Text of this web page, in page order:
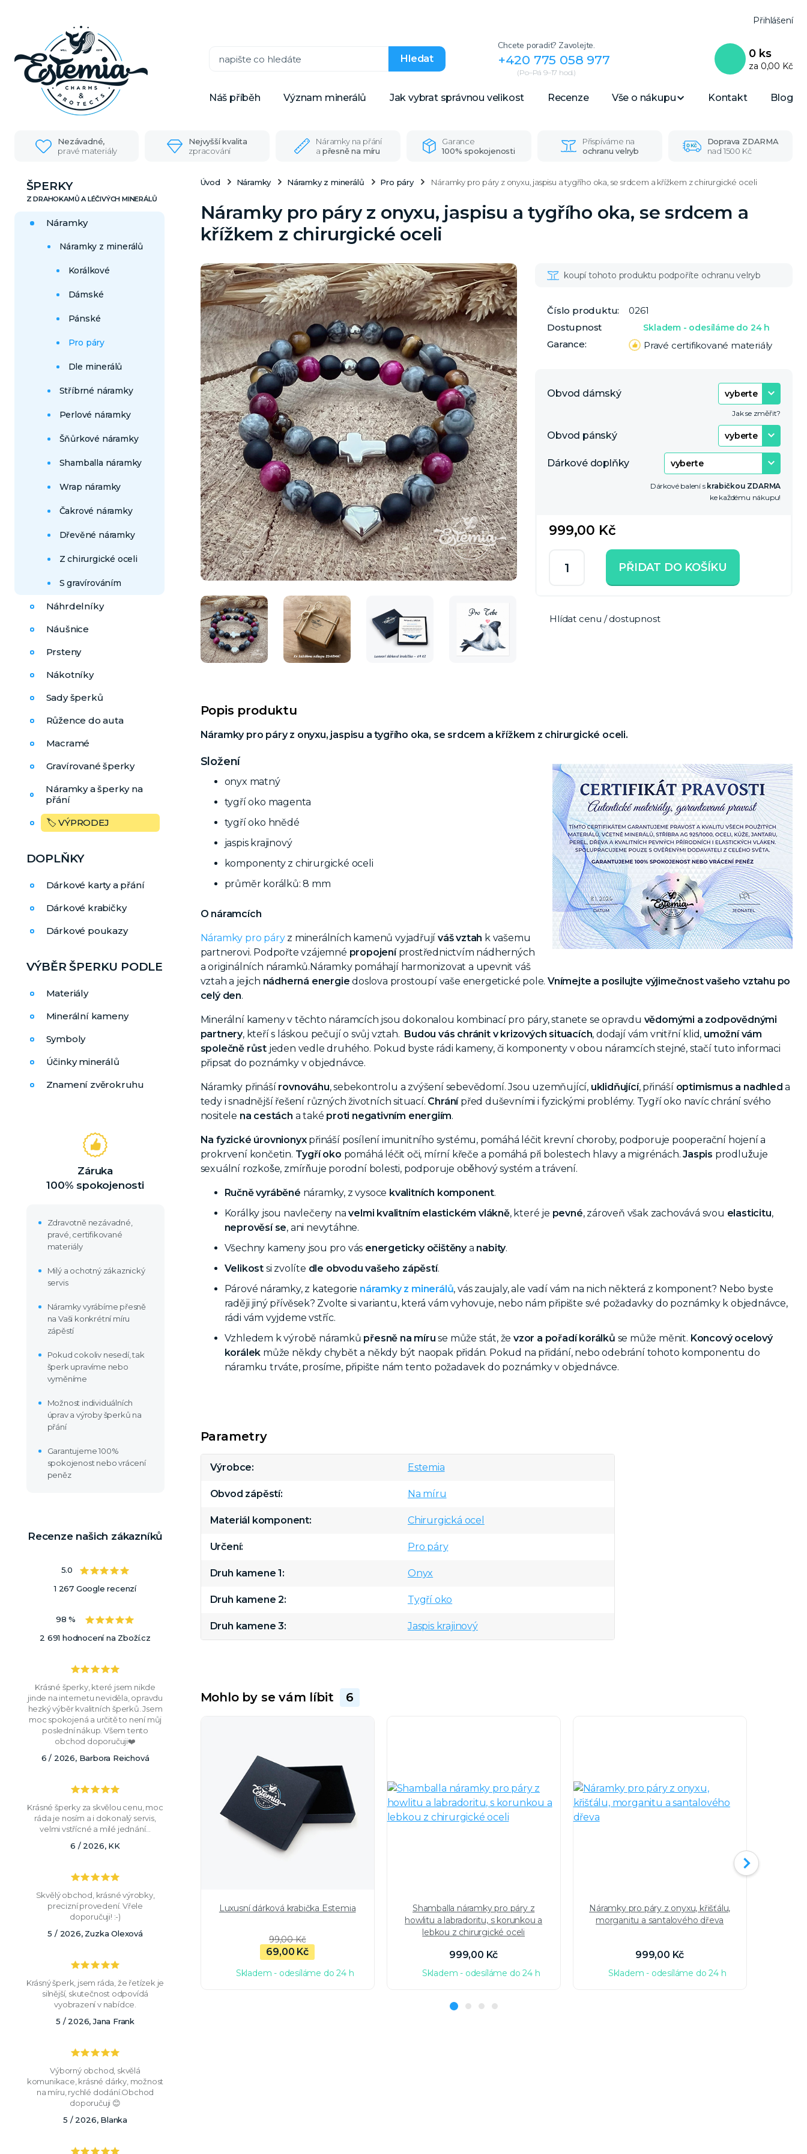
Náš příběh Význam minerálů Jak vybrat správnou velikost Recenze Vše o nákupu Kontakt Blog
Přihlášení
Hledat
Chcete poradit? Zavolejte.
+420 775 058 977
(Po–Pá 9–17 hod.)
0 ks
za 0,00 Kč
Nezávadné,
pravé materiály
Nejvyšší kvalita
zpracování
Náramky na přání
a přesně na míru
Garance
100% spokojenosti
Přispíváme na
ochranu velryb
Doprava ZDARMA
nad 1500 Kč
ŠPERKY
Náramky
Náramky z minerálů
Korálkové
Dámské
Pánské
Pro páry
Dle minerálů
Stříbrné náramky
Perlové náramky
Šňůrkové náramky
Shamballa náramky
Wrap náramky
Čakrové náramky
Dřevěné náramky
Z chirurgické oceli
S gravírováním
Náhrdelníky
Náušnice
Prsteny
Nákotníky
Sady šperků
Růžence do auta
Macramé
Gravírované šperky
Náramky a šperky na
přání
🏷️ VÝPRODEJ
DOPLŇKY
Dárkové karty a přání
Dárkové krabičky
Dárkové poukazy
VÝBĚR ŠPERKU PODLE
Materiály
Minerální kameny
Symboly
Účinky minerálů
Znamení zvěrokruhu
Záruka
100% spokojenosti
Zdravotně nezávadné,
pravé, certifikované
materiály
Milý a ochotný zákaznický
servis
Náramky vyrábíme přesně
na Vaši konkrétní míru
zápěstí
Pokud cokoliv nesedí, tak
šperk upravíme nebo
vyměníme
Možnost individuálních
úprav a výroby šperků na
přání
Garantujeme 100%
spokojenost nebo vrácení
peněz
Recenze našich zákazníků
5.0
1 267 Google recenzí
98 %
2 691 hodnocení na Zboží.cz
Krásné šperky, které jsem nikde
jinde na internetu neviděla, opravdu
hezký výběr kvalitních šperků. Jsem
moc spokojená a určitě to není můj
poslední nákup. Všem tento
obchod doporučuji❤️
6 / 2026, Barbora Reichová
Krásné šperky za skvělou cenu, moc
ráda je nosím a i dokonalý servis,
velmi vstřícné a milé jednání...
6 / 2026, KK
Skvělý obchod, krásné výrobky,
precizní provedení. Vřele
doporučuji! :-)
5 / 2026, Zuzka Olexová
Krásný šperk, jsem ráda, že řetízek je
silnější, skutečnost odpovídá
vyobrazení v nabídce.
5 / 2026, Jana Frank
Výborný obchod, skvělá
komunikace, krásné dárky, možnost
na míru, rychlé dodání.Obchod
doporučuji 😊
5 / 2026, Blanka
Úvod Náramky Náramky z minerálů Pro páry Náramky pro páry z onyxu, jaspisu a tygřího oka, se srdcem a křížkem z chirurgické oceli
Náramky pro páry z onyxu, jaspisu a tygřího oka, se srdcem a
křížkem z chirurgické oceli
Číslo produktu:
0261
Dostupnost
Skladem - odesíláme do 24 h
Garance: Pravé certifikované materiály
Obvod dámský
Jak se změřit?
Obvod pánský
Dárkové doplňky
Dárkové balení s krabičkou ZDARMA
ke každému nákupu!
999,00 Kč
PŘIDAT DO KOŠÍKU
Hlídat cenu / dostupnost
Popis produktu
Náramky pro páry z onyxu, jaspisu a tygřího oka, se srdcem a křížkem z chirurgické oceli.
Složení
onyx matný
tygří oko magenta
tygří oko hnědé
jaspis krajinový
komponenty z chirurgické oceli
průměr korálků: 8 mm
O náramcích
Náramky pro páryz minerálních kamenů vyjadřujíváš vztah k vašemu
partnerovi. Podpořte vzájemné propojení prostřednictvím nádherných
a originálních náramků.Náramky pomáhají harmonizovat a upevnit váš
vztah a jejich nádherná energiedoslova prostoupí vaše energetické pole.Vnímejte a posilujte výjimečnost vašeho vztahu po
celý den.
Minerální kameny v těchto náramcích jsou dokonalou kombinací pro páry, stanete se opravdu vědomými a zodpovědnými
partnery, kteří s láskou pečují o svůj vztah. Budou vás chránit v krizových situacích, dodají vám vnitřní klid, umožní vám
společně růst jeden vedle druhého. Pokud byste rádi kameny, či komponenty v obou náramcích stejné, stačí tuto informaci
připsat do poznámky v objednávce.
Náramky přináší rovnováhu, sebekontrolu a zvýšení sebevědomí. Jsou uzemňující, uklidňující, přináší optimismus a nadhled a
tedy i snadnější řešení různých životních situací. Chránípřed duševními i fyzickými problémy. Tygří oko navíc chrání svého
nositele na cestách a také proti negativním energiím.
Na fyzické úrovnionyxpřináší posílení imunitního systému, pomáhá léčit krevní choroby, podporuje pooperační hojení a
prokrvení končetin. Tygří oko pomáhá léčit oči, mírní křeče a pomáhá při bolestech hlavy a migrénách.Jaspis prodlužuje
sexuální rozkoše, zmírňuje porodní bolesti, podporuje oběhový systém a trávení.
Ručně vyráběné náramky, z vysoce kvalitních komponent.
Korálky jsou navlečeny navelmi kvalitním elastickém vlákně, které je pevné, zároveň však zachovává svou elasticitu,
neprověsí se, ani nevytáhne.
Všechny kameny jsou pro vás energeticky očištěnya nabity.
Velikost si zvolíte dle obvodu vašeho zápěstí.
Párové náramky, z kategorie náramky z minerálů, vás zaujaly, ale vadí vám na nich některá z komponent? Nebo byste
raději jiný přívěsek? Zvolte si variantu, která vám vyhovuje, nebo nám připište své požadavky do poznámky k objednávce,
rádi vám vyjdeme vstříc.
Vzhledem k výrobě náramků přesně na míru se může stát, ževzor a pořadí korálků se může měnit. Koncový ocelový
korálek může někdy chybět a někdy být naopak přidán. Pokud na přidání, nebo odebrání tohoto komponentu do
náramku trváte, prosíme, připište nám tento požadavek do poznámky v objednávce.
Parametry
Výrobce Estemia
Obvod zápěstí Na míru
Materiál komponent Chirurgická ocel
Určení Pro páry
Druh kamene 1 Onyx
Druh kamene 2 Tygří oko
Druh kamene 3 Jaspis krajinový
Mohlo by se vám líbit 6
Luxusní dárková krabička Estemia
99,00 Kč
69,00 Kč
Skladem - odesíláme do 24 h
Shamballa náramky pro páry z
howlitu a labradoritu, s korunkou a
lebkou z chirurgické oceli
999,00 Kč
Skladem - odesíláme do 24 h
Náramky pro páry z onyxu, křišťálu,
morganitu a santalového dřeva
999,00 Kč
Skladem - odesíláme do 24 h